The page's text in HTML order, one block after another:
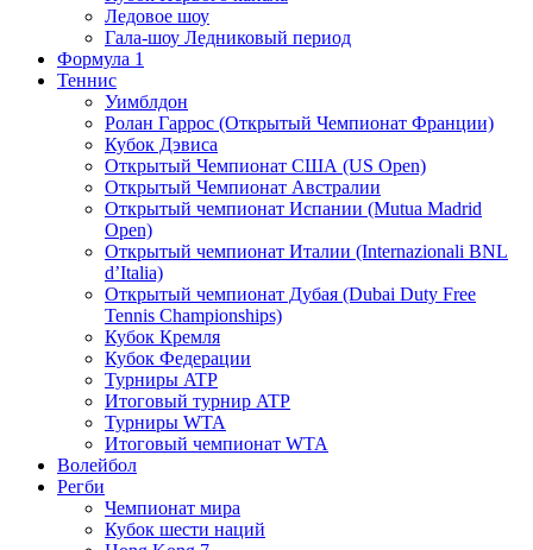
Ледовое шоу
Гала-шоу Ледниковый период
Формула 1
Теннис
Уимблдон
Ролан Гаррос (Открытый Чемпионат Франции)
Кубок Дэвиса
Открытый Чемпионат США (US Open)
Открытый Чемпионат Австралии
Открытый чемпионат Испании (Mutua Madrid
Open)
Открытый чемпионат Италии (Internazionali BNL
d’Italia)
Открытый чемпионат Дубая (Dubai Duty Free
Tennis Championships)
Кубок Кремля
Кубок Федерации
Турниры ATP
Итоговый турнир ATP
Турниры WTA
Итоговый чемпионат WTA
Волейбол
Регби
Чемпионат мира
Кубок шести наций